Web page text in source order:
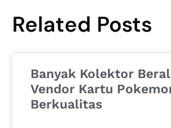
Related Posts
Banyak Kolektor
Vendor Kartu
Berkualitas